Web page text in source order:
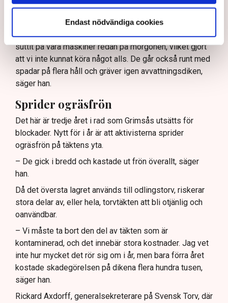
Endast nödvändiga cookies
Frågor kvarstår om finansiering av illegal aktivism.
minuter innan aktivisterna sprang emot oss. Då kunde vi
inte göra annat än att gå av. Då passar de på att klättra
upp på traktorerna. Sedan fredagen har aktivisterna
suttit på våra maskiner redan på morgonen, vilket gjort
att vi inte kunnat köra något alls. De går också runt med
spadar på flera håll och gräver igen avvattningsdiken,
säger han.
Sprider ogräsfrön
Det här är tredje året i rad som Grimsås utsätts för
blockader. Nytt för i år är att aktivisterna sprider
ogräsfrön på täktens yta.
– De gick i bredd och kastade ut frön överallt, säger
han.
Då det översta lagret används till odlingstorv, riskerar
stora delar av, eller hela, torvtäkten att bli otjänlig och
oanvändbar.
– Vi måste ta bort den del av täkten som är
kontaminerad, och det innebär stora kostnader. Jag vet
inte hur mycket det rör sig om i år, men bara förra året
kostade skadegörelsen på dikena flera hundra tusen,
säger han.
Rickard Axdorff, generalsekreterare på Svensk Torv, där